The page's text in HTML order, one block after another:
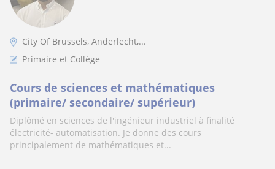
City Of Brussels, Anderlecht,...
Primaire et Collège
Cours de sciences et mathématiques
(primaire/ secondaire/ supérieur)
Diplômé en sciences de l'ingénieur industriel à finalité
électricité- automatisation. Je donne des cours
principalement de mathématiques et...